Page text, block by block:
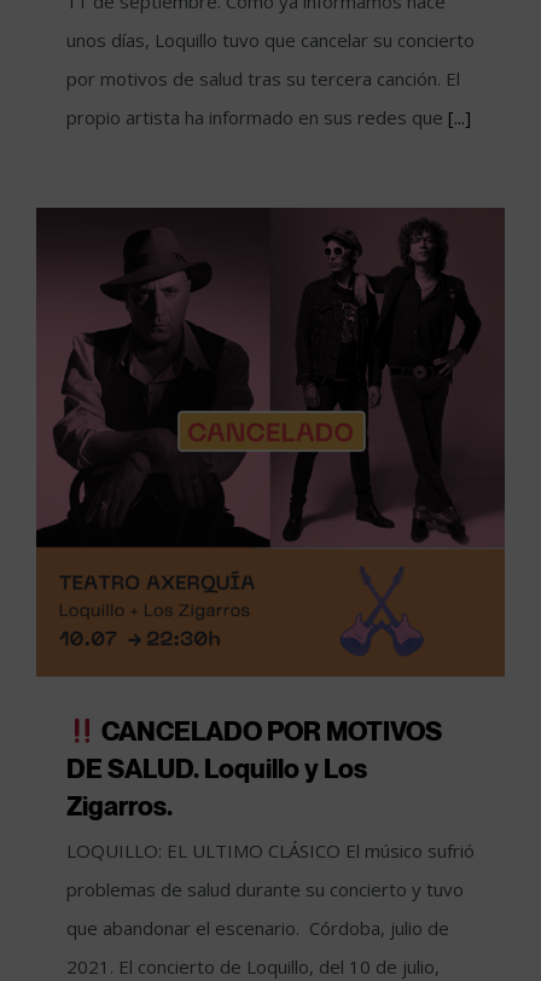
unos días, Loquillo tuvo que cancelar su concierto
por motivos de salud tras su tercera canción. El
propio artista ha informado en sus redes que [...]
CANCELADO POR MOTIVOS
DE SALUD. Loquillo y Los
Zigarros.
LOQUILLO: EL ULTIMO CLÁSICO El músico sufrió
problemas de salud durante su concierto y tuvo
que abandonar el escenario. Córdoba, julio de
2021. El concierto de Loquillo, del 10 de julio,